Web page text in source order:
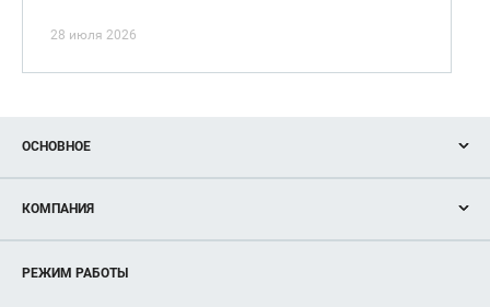
28 июля 2026
ОСНОВНОЕ
Новости
Магазины
Услуги
КОМПАНИЯ
Рекламодателям
РЕЖИМ РАБОТЫ